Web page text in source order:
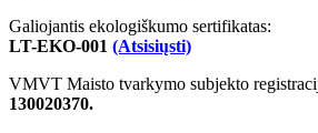
Galiojantis ekologiškumo sertifikatas:
LT-EKO-001 (Atsisiųsti)
VMVT Maisto tvarkymo subjekto
130020370.